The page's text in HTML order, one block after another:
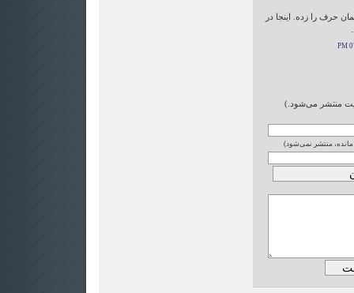
حرف را زده. اینجا در
منتشر می‌شود.)
مانده، منتشر نمی‌شود)